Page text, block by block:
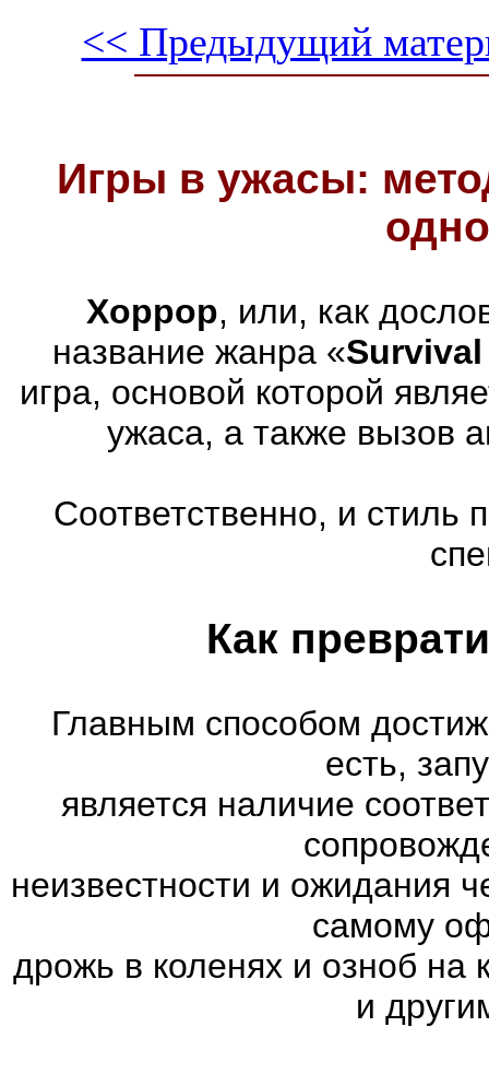
<< Предыдущий
Игры в ужасы:
Хоррор, или, как
название жанра «
игра, основой которой
ужаса, а также вызов
Соответственно, и стиль
Как
Главным способом
есть,
является наличие
неизвестности и ожидания
самому
дрожь в коленях и озноб на
и